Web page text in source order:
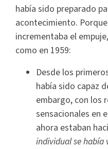
había sido preparado
acontecimiento.
incrementaba el
como en 1959:
Desde los
había sido capaz
embargo, con los
sensacionales en
ahora estaban
individual se había